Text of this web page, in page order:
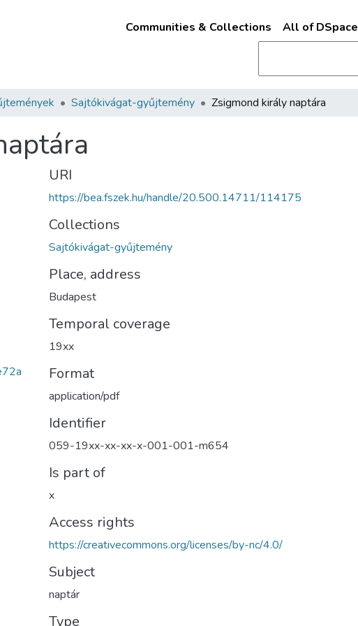
Communities & Collections All of DSpace
Sajtókivágat-gyűjtemény Zsigmond király naptára
URI
https://bea.fszek.hu/handle/20.500.14711/114175
Collections
Sajtókivágat-gyűjtemény
Place, address
Budapest
Temporal coverage
19xx
Format
application/pdf
Identifier
059-19xx-xx-xx-x-001-001-m654
Is part of
x
Access rights
https://creativecommons.org/licenses/by-nc/4.0/
Subject
naptár
Type